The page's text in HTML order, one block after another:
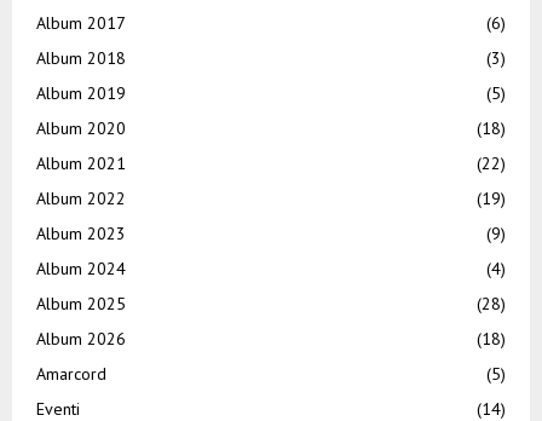
Album 2017
(6)
Album 2018
(3)
Album 2019
(5)
Album 2020
(18)
Album 2021
(22)
Album 2022
(19)
Album 2023
(9)
Album 2024
(4)
Album 2025
(28)
Album 2026
(18)
Amarcord
(5)
Eventi
(14)